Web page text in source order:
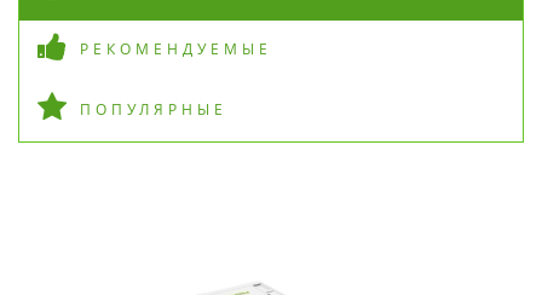
РЕКОМЕНДУЕМЫЕ
ПОПУЛЯРНЫЕ